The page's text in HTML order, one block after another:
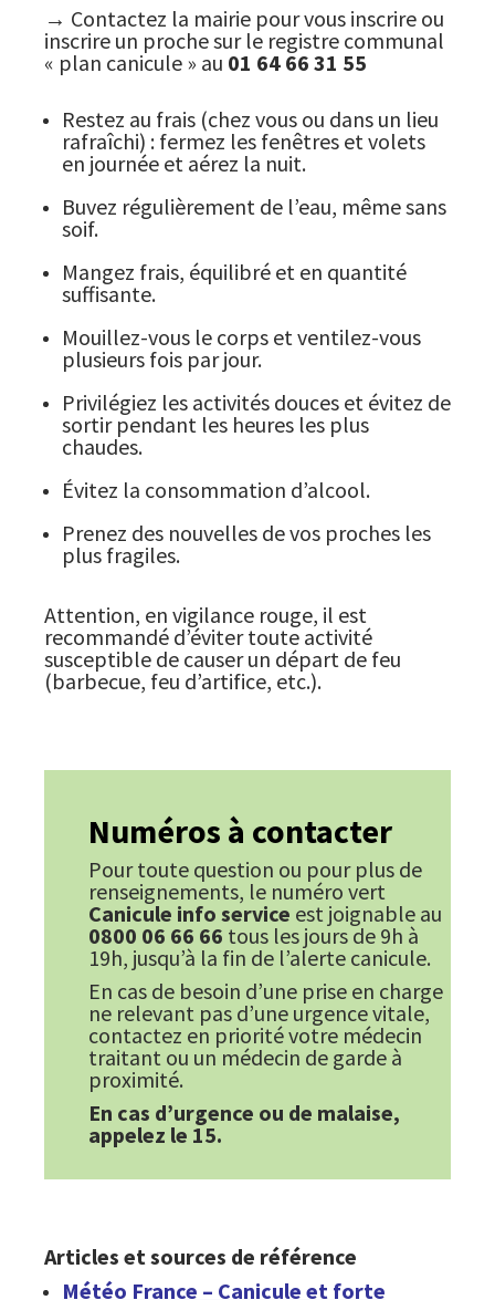
→ Contactez la mairie pour vous inscrire ou
inscrire un proche sur le registre communal
« plan canicule » au 01 64 66 31 55
Restez au frais (chez vous ou dans un lieu
rafraîchi) : fermez les fenêtres et volets
en journée et aérez la nuit.
Buvez régulièrement de l’eau, même sans
soif.
Mangez frais, équilibré et en quantité
suffisante.
Mouillez-vous le corps et ventilez-vous
plusieurs fois par jour.
Privilégiez les activités douces et évitez de
sortir pendant les heures les plus
chaudes.
Évitez la consommation d’alcool.
Prenez des nouvelles de vos proches les
plus fragiles.
Attention, en vigilance rouge, il est
recommandé d’éviter toute activité
susceptible de causer un départ de feu
(barbecue, feu d’artifice, etc.).
​Numéros à contacter
Pour toute question ou pour plus de
renseignements, le numéro vert
Canicule info service est joignable au
0800 06 66 66 tous les jours de 9h à
19h, jusqu’à la fin de l’alerte canicule.
En cas de besoin d’une prise en charge
ne relevant pas d’une urgence vitale,
contactez en priorité votre médecin
traitant ou un médecin de garde à
proximité.
En cas d’urgence ou de malaise,
appelez le 15.
Articles et sources de référence
Météo France – Canicule et forte